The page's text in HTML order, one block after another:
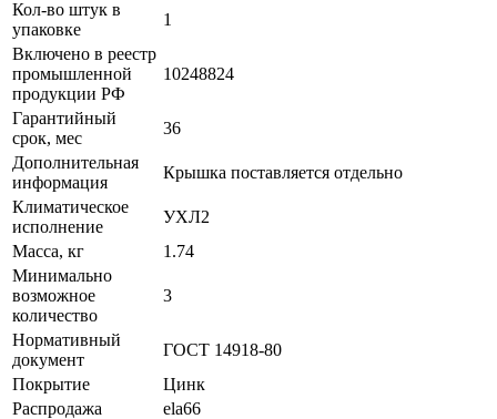
Кол-во штук в
упаковке
1
Включено в реестр
промышленной
продукции РФ
10248824
Гарантийный
срок, мес
36
Дополнительная
информация
Крышка поставляется отдельно
Климатическое
исполнение
УХЛ2
Масса, кг
1.74
Минимально
возможное
количество
3
Нормативный
документ
ГОСТ 14918-80
Покрытие
Цинк
Распродажа
ela66